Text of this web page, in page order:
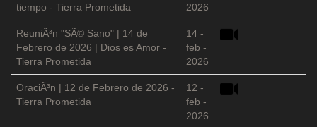
tiempo - Tierra Prometida
2026
ReuniÃ³n "SÃ© Sano" | 14 de
Febrero de 2026 | Dios es Amor -
Tierra Prometida
14 -
feb -
2026
OraciÃ³n | 12 de Febrero de 2026 -
Tierra Prometida
12 -
feb -
2026